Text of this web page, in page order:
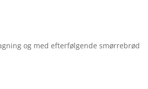
og med efterfølgende smørrebrød